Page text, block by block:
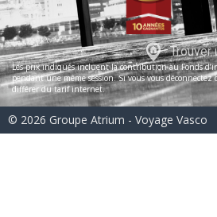
Trouver
Les prix indiqués incluent la contribution au Fonds
pendant une même session. Si vous vous
différer du tarif internet.
© 2026 Groupe Atrium - Voyage Vasco